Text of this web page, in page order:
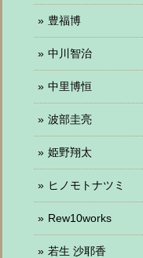
豊福博
中川智治
中里博恒
波部圭亮
姫野翔太
ヒノモトナツミ
Rew10works
若生 沙耶香